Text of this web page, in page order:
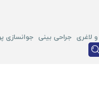
لاغری جراحی بینی جوانسازی